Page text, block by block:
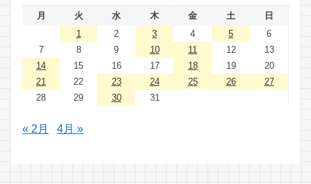
月 火 水 木 金 土
日
1
2 3 4 5
6
7
8 9 10 11 12
13
14
15 16 17 18 19
20
21
22 23 24 25 26
27
28
29 30 31
« 2月 4月 »